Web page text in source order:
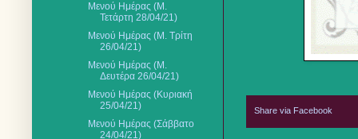
Share via Facebook
Μενού Ημέρας (Μ.
Τετάρτη 28/04/21)
Μενού Ημέρας (Μ. Τρίτη
26/04/21)
Μενού Ημέρας (Μ.
Δευτέρα 26/04/21)
Μενού Ημέρας (Κυριακή
25/04/21)
Μενού Ημέρας (Σάββατο
24/04/21)